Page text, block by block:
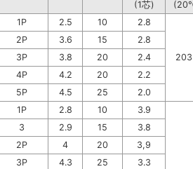
(1芯)
1P 2.5 10 2.8
2P 3.6 15
2.8
3P
3.8 20
2.4
4P
4.2 20
2.2
5P
4.5 25
2.0
1P 2.8 10
3.9
3 2.9 15
3.8
2P
4 20
3,9
3P
4.3 25 3.3